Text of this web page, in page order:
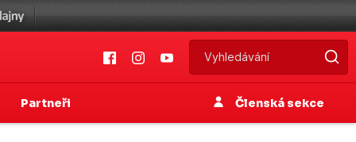
Partneři Členská sekce